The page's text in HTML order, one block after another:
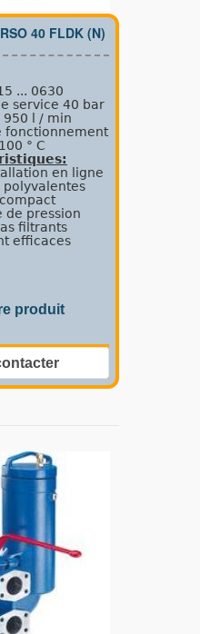
40 FLDK (N)
... 0630
service 40 bar
950 l / min
fonctionnement
° C
en ligne
de pression
filtrants
efficaces
produit